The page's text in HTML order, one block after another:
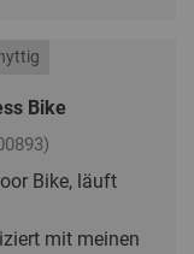
Bike
Bike, läuft
mit meinen